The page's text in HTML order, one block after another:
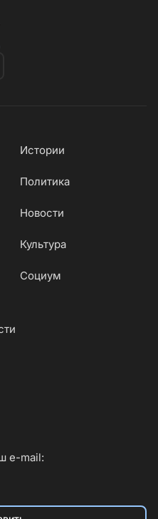
Истории
Политика
Новости
Культура
Социум
e-mail: